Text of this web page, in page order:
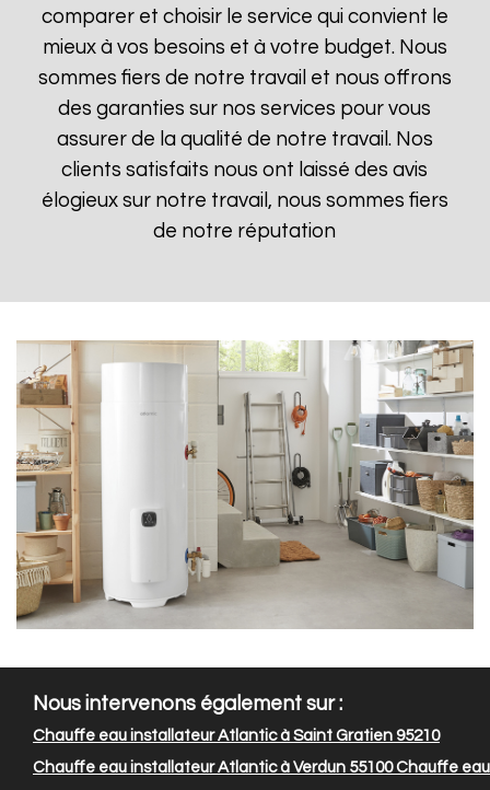
comparer et choisir le service qui convient le
mieux à vos besoins et à votre budget. Nous
sommes fiers de notre travail et nous offrons
des garanties sur nos services pour vous
assurer de la qualité de notre travail. Nos
clients satisfaits nous ont laissé des avis
élogieux sur notre travail, nous sommes fiers
de notre réputation
Nous intervenons également sur :
Chauffe eau installateur Atlantic à Saint Gratien 95210
Chauffe eau installateur Atlantic à Verdun 55100Chauffe eau